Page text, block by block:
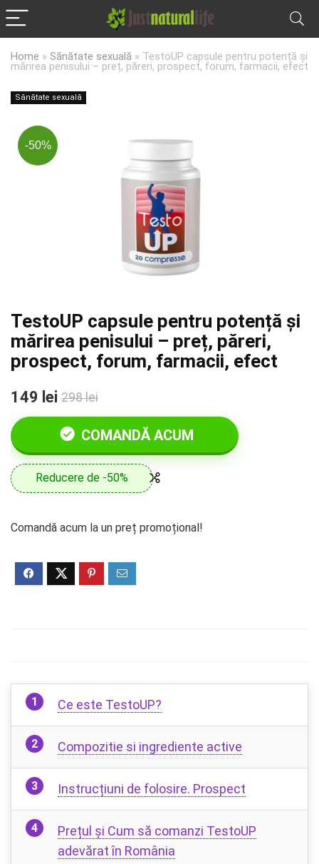
Home » Sănătate sexuală » TestoUP capsule pentru potență și
mărirea penisului – preț, păreri, prospect, forum, farmacii, efect
Sănătate sexuală
-50%
TestoUP capsule pentru potență și
mărirea penisului – preț, păreri,
prospect, forum, farmacii, efect
149 lei 298 lei
COMANDĂ ACUM
Reducere de -50%
Comandă acum la un preț promoțional!
Ce este TestoUP?
Compozitie si ingrediente active
Instrucțiuni de folosire. Prospect
Prețul și Cum să comanzi TestoUP
adevărat în România